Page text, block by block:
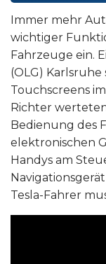
Immer mehr
wichtiger
Fahrzeuge ein.
(OLG)
Touchscreens
Richter
Bedienung des
elektronischen
Handys am
Tesla-Fahrer